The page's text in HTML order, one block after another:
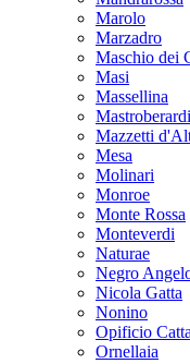
Marolo
Marzadro
Maschio dei
Masi
Massellina
Mazzetti
Mesa
Molinari
Monroe
Monte Rossa
Monteverdi
Naturae
Negro
Nicola Gatta
Nonino
Opificio
Ornellaia